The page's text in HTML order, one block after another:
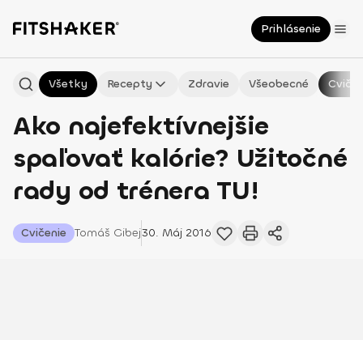
Prihlásenie
Všetky Recepty Zdravie Všeobecné
Ako najefektívnejšie
spaľovať kalórie? Užitočné
rady od trénera TU!
Cvičenie Tomáš Gibej30. Máj 2016